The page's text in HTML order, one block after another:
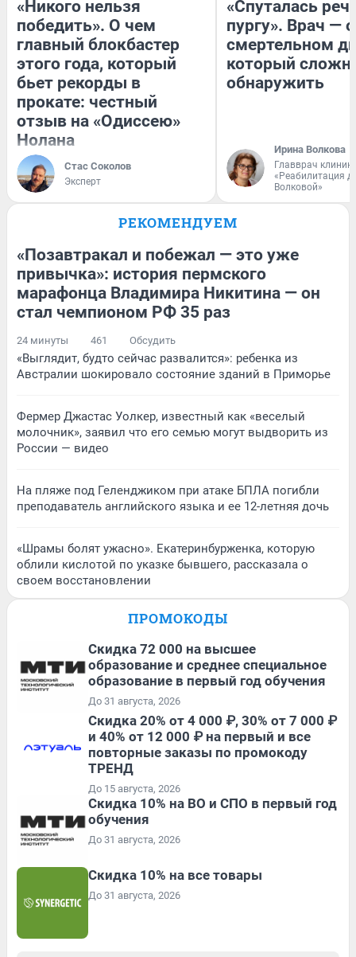
«Никого нельзя
победить». О чем
главный блокбастер
этого года, который
бьет рекорды в
прокате: честный
отзыв на «Одиссею»
Нолана
Стас Соколов
Эксперт
«Спуталась
пургу». Врач — о
смертельном
который
обнаружить
Ирина Волкова
Главврач
«Реабилитация
Волковой»
РЕКОМЕНДУЕМ
«Позавтракал и побежал — это уже
привычка»: история пермского
марафонца Владимира Никитина — он
стал чемпионом РФ 35 раз
24 минуты 461 Обсудить
«Выглядит, будто сейчас развалится»: ребенка из
Австралии шокировало состояние зданий в Приморье
Фермер Джастас Уолкер, известный как «веселый
молочник», заявил что его семью могут выдворить из
России — видео
На пляже под Геленджиком при атаке БПЛА погибли
преподаватель английского языка и ее 12-летняя дочь
«Шрамы болят ужасно». Екатеринбурженка, которую
облили кислотой по указке бывшего, рассказала о
своем восстановлении
ПРОМОКОДЫ
Скидка 72 000 на высшее
образование и среднее специальное
образование в первый год обучения
До 31 августа, 2026
Скидка 20% от 4 000 ₽, 30% от 7 000 ₽
и 40% от 12 000 ₽ на первый и все
повторные заказы по промокоду
ТРЕНД
До 15 августа, 2026
Скидка 10% на ВО и СПО в первый год
обучения
До 31 августа, 2026
Скидка 10% на все товары
До 31 августа, 2026